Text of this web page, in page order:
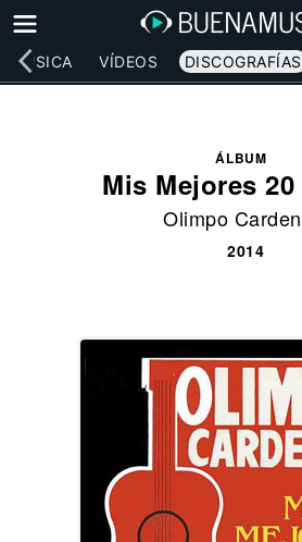
MÚSICA VÍDEOS DISCOGRAFÍAS
ÁLBUM
Mis Mejores
Olimpo
2014